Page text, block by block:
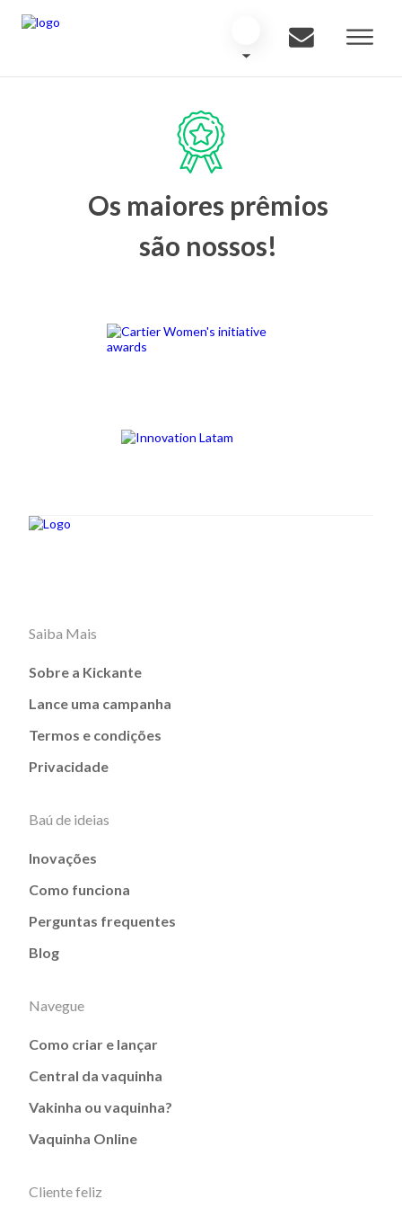
Os maiores prêmios
são nossos!
Saiba Mais
Sobre a Kickante
Lance uma campanha
Termos e condições
Privacidade
Baú de ideias
Inovações
Como funciona
Perguntas frequentes
Blog
Navegue
Como criar e lançar
Central da vaquinha
Vakinha ou vaquinha?
Vaquinha Online
Cliente feliz